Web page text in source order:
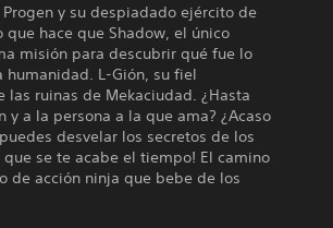
y su despiadado ejército de
hace que Shadow, el único
misión para descubrir qué fue lo
humanidad. L-Gión, su fiel
ruinas de Mekaciudad. ¿Hasta
a la persona a la que ama? ¿Acaso
desvelar los secretos de los
se te acabe el tiempo! El camino
de acción ninja que bebe de los